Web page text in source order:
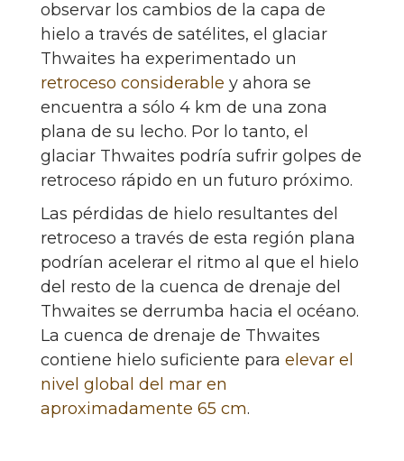
observar los cambios de la capa de
hielo a través de satélites, el glaciar
Thwaites ha experimentado un
retroceso considerable y ahora se
encuentra a sólo 4 km de una zona
plana de su lecho. Por lo tanto, el
glaciar Thwaites podría sufrir golpes de
retroceso rápido en un futuro próximo.
Las pérdidas de hielo resultantes del
retroceso a través de esta región plana
podrían acelerar el ritmo al que el hielo
del resto de la cuenca de drenaje del
Thwaites se derrumba hacia el océano.
La cuenca de drenaje de Thwaites
contiene hielo suficiente para elevar el
nivel global del mar en
aproximadamente 65 cm.